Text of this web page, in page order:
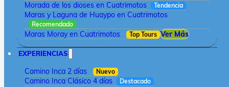
Morada de los dioses en Cuatrimotos Tendencia
Maras y Laguna de Huaypo en Cuatrimotos
Recomendado
Maras Moray en Cuatrimotos Top Tours Ver Más
EXPERIENCIAS
Camino Inca 2 días Nuevo
Camino Inca Clásico 4 días Destacado